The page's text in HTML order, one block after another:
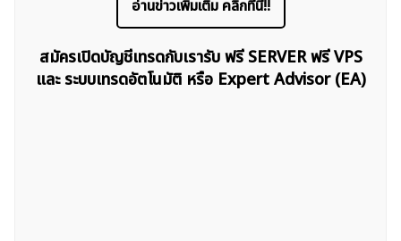
อ่านข่าวเพิ่มเติม คลิกที่นี่!!
สมัครเปิดบัญชีเทรดกับเรารับ ฟรี SERVER ฟรี VPS
และ ระบบเทรดอัตโนมัติ หรือ Expert Advisor (EA)